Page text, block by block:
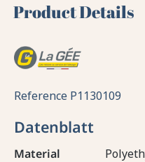
Product Details
Reference P1130109
Datenblatt
Material